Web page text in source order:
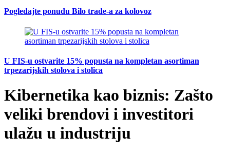
Pogledajte ponudu Bilo trade-a za kolovoz
U FIS-u ostvarite 15% popusta na kompletan asortiman
trpezarijskih stolova i stolica
Kibernetika kao biznis: Zašto
veliki brendovi i investitori
ulažu u industriju